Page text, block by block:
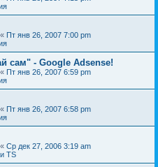
« Пт янв 26, 2007 7:00 pm
сам" - Google Adsense!
« Пт янв 26, 2007 6:59 pm
« Пт янв 26, 2007 6:58 pm
« Ср дек 27, 2006 3:19 am
TS